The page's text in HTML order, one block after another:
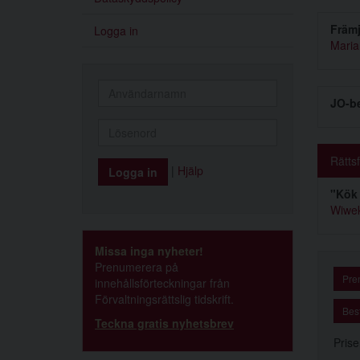
Logga in
Hjälp
Missa inga nyheter!
Prenumerera på
innehållsförteckningar från
Förvaltningsrättslig tidskrift.
Teckna gratis nyhetsbrev
JO-